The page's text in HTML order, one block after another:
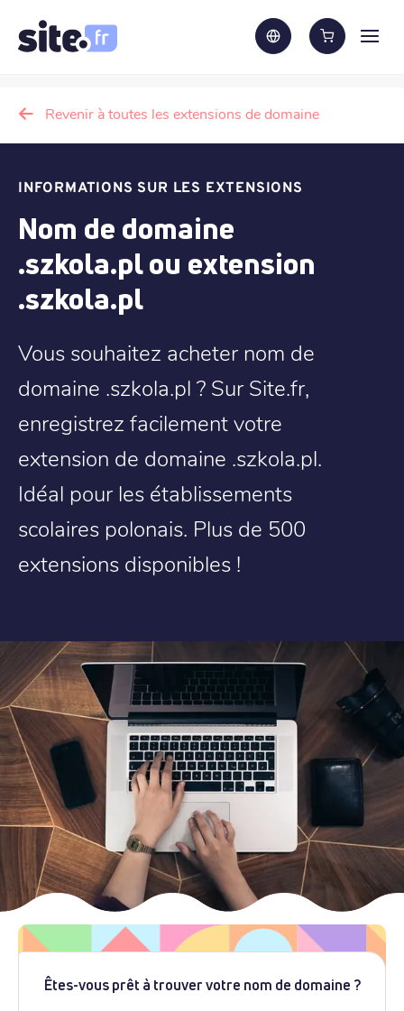
Revenir à toutes les extensions de domaine
INFORMATIONS SUR LES EXTENSIONS
Nom de domaine
.szkola.pl ou extension
.szkola.pl
Vous souhaitez acheter nom de
domaine .szkola.pl ? Sur Site.fr,
enregistrez facilement votre
extension de domaine .szkola.pl.
Idéal pour les établissements
scolaires polonais. Plus de 500
extensions disponibles !
Êtes-vous prêt à trouver votre nom de domaine ?